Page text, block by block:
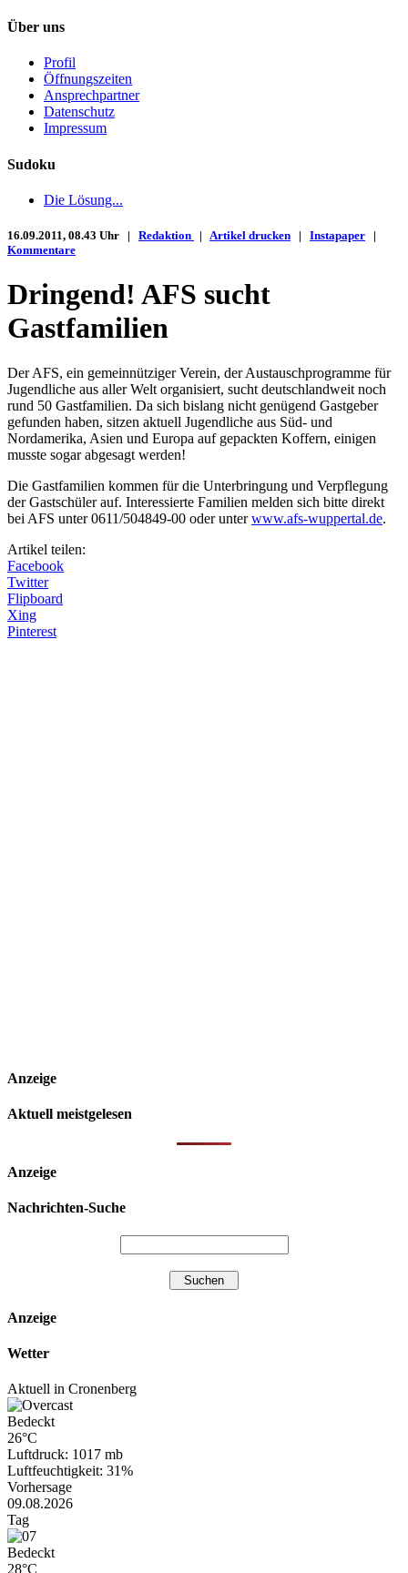
Über uns
Profil
Öffnungszeiten
Ansprechpartner
Datenschutz
Impressum
Sudoku
Die Lösung...
16.09.2011, 08.43 Uhr | Redaktion | Artikel drucken | Instapaper |
Kommentare
Dringend! AFS sucht
Gastfamilien
Der AFS, ein gemeinnütziger Verein, der Austauschprogramme für
Jugendliche aus aller Welt organisiert, sucht deutschlandweit noch
rund 50 Gastfamilien. Da sich bislang nicht genügend Gastgeber
gefunden haben, sitzen aktuell Jugendliche aus Süd- und
Nordamerika, Asien und Europa auf gepackten Koffern, einigen
musste sogar abgesagt werden!
Die Gastfamilien kommen für die Unterbringung und Verpflegung
der Gastschüler auf. Interessierte Familien melden sich bitte direkt
bei AFS unter 0611/504849-00 oder unterwww.afs-wuppertal.de.
Artikel teilen:
Facebook
Twitter
Flipboard
Xing
Pinterest
Anzeige
Aktuell meistgelesen
Anzeige
Nachrichten-Suche
Anzeige
Wetter
Aktuell in Cronenberg
Bedeckt
26°C
Luftdruck: 1017 mb
Luftfeuchtigkeit: 31%
Vorhersage
09.08.2026
Tag
Bedeckt
28°C